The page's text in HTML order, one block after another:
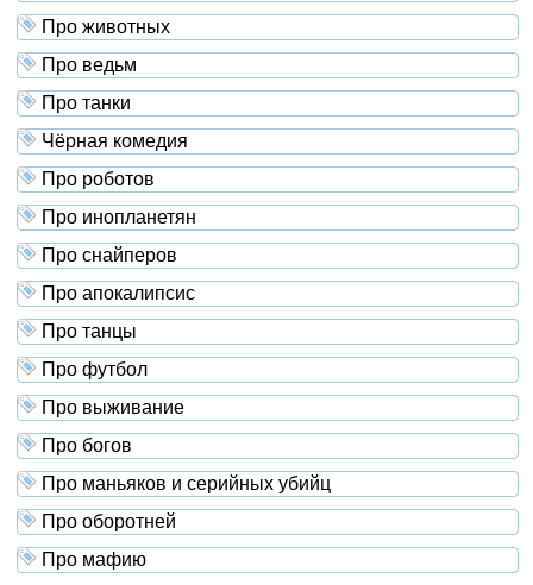
Про животных
Про ведьм
Про танки
Чёрная комедия
Про роботов
Про инопланетян
Про снайперов
Про апокалипсис
Про танцы
Про футбол
Про выживание
Про богов
Про маньяков и серийных убийц
Про оборотней
Про мафию